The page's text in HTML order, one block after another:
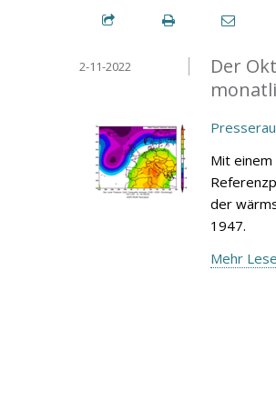
Der
2-11-2022
Mit
der
1947.
Mehr